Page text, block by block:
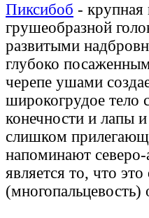
Пиксибоб - крупная
грушеобразной
развитыми
глубоко
черепе ушами
широкогрудое тело
конечности и лапы
слишком
напоминают
является то, что